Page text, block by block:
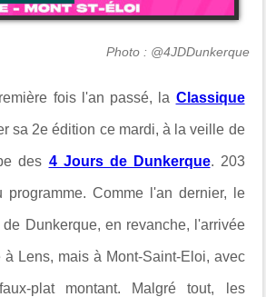
Photo : @4JDDunkerque
fois l'an passé, la Classique
sa 2e édition ce mardi, à la veille de
des 4 Jours de Dunkerque. 203
programme. Comme l'an dernier, le
Dunkerque, en revanche, l'arrivée
Lens, mais à Mont-Saint-Eloi, avec
plat montant. Malgré tout, les